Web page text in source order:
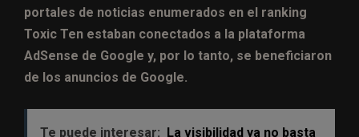
portales de noticias enumerados en el ranking
Toxic Ten estaban conectados a la plataforma
AdSense de Google y, por lo tanto, se beneficiaron
de los anuncios de Google.
Te puede interesar:
La visibilidad ya no basta